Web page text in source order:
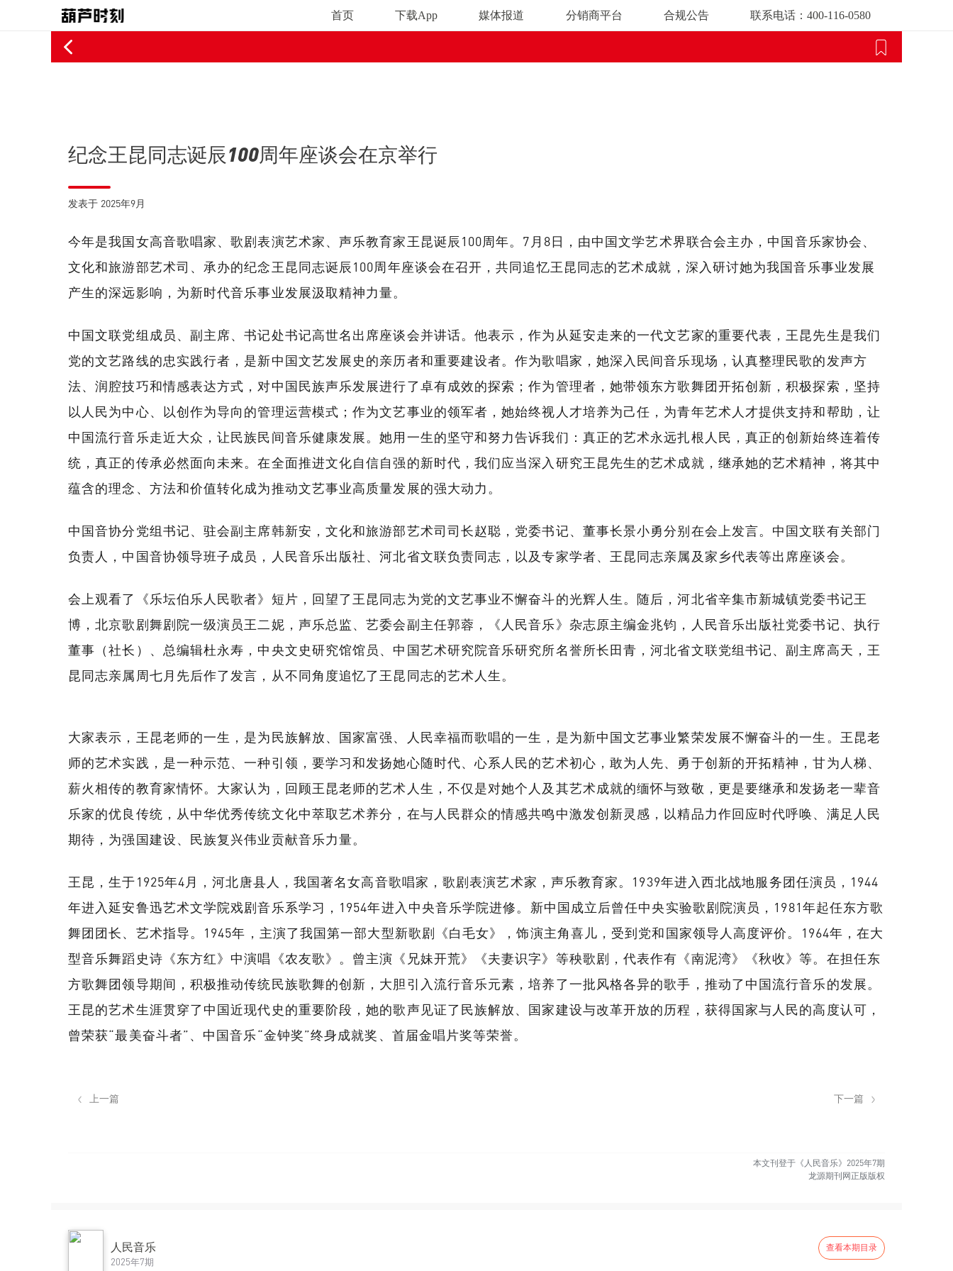
首页 下载App 媒体报道 分销商平台 合规公告 联系电话：400-116-0580
户权益是我们的生命线，对于部分广告发布者为牟取高收益侵犯用户权益行为，我司将通过法律途径追责到底！
纪念王昆同志诞辰100周年座谈会在京举行
发表于 2025年9月
今年是我国女高音歌唱家、歌剧表演艺术家、声乐教育家王昆诞辰100周年。7月8日，由中国文学艺术界联合会主办，中国音乐家协会、
文化和旅游部艺术司、承办的纪念王昆同志诞辰100周年座谈会在召开，共同追忆王昆同志的艺术成就，深入研讨她为我国音乐事业发展
产生的深远影响，为新时代音乐事业发展汲取精神力量。
中国文联党组成员、副主席、书记处书记高世名出席座谈会并讲话。他表示，作为从延安走来的一代文艺家的重要代表，王昆先生是我们
党的文艺路线的忠实践行者，是新中国文艺发展史的亲历者和重要建设者。作为歌唱家，她深入民间音乐现场，认真整理民歌的发声方
法、润腔技巧和情感表达方式，对中国民族声乐发展进行了卓有成效的探索；作为管理者，她带领东方歌舞团开拓创新，积极探索，坚持
以人民为中心、以创作为导向的管理运营模式；作为文艺事业的领军者，她始终视人才培养为己任，为青年艺术人才提供支持和帮助，让
中国流行音乐走近大众，让民族民间音乐健康发展。她用一生的坚守和努力告诉我们：真正的艺术永远扎根人民，真正的创新始终连着传
统，真正的传承必然面向未来。在全面推进文化自信自强的新时代，我们应当深入研究王昆先生的艺术成就，继承她的艺术精神，将其中
蕴含的理念、方法和价值转化成为推动文艺事业高质量发展的强大动力。
中国音协分党组书记、驻会副主席韩新安，文化和旅游部艺术司司长赵聪，党委书记、董事长景小勇分别在会上发言。中国文联有关部门
负责人，中国音协领导班子成员，人民音乐出版社、河北省文联负责同志，以及专家学者、王昆同志亲属及家乡代表等出席座谈会。
会上观看了《乐坛伯乐人民歌者》短片，回望了王昆同志为党的文艺事业不懈奋斗的光辉人生。随后，河北省辛集市新城镇党委书记王
博，北京歌剧舞剧院一级演员王二妮，声乐总监、艺委会副主任郭蓉，《人民音乐》杂志原主编金兆钧，人民音乐出版社党委书记、执行
董事（社长）、总编辑杜永寿，中央文史研究馆馆员、中国艺术研究院音乐研究所名誉所长田青，河北省文联党组书记、副主席高天，王
昆同志亲属周七月先后作了发言，从不同角度追忆了王昆同志的艺术人生。
大家表示，王昆老师的一生，是为民族解放、国家富强、人民幸福而歌唱的一生，是为新中国文艺事业繁荣发展不懈奋斗的一生。王昆老
师的艺术实践，是一种示范、一种引领，要学习和发扬她心随时代、心系人民的艺术初心，敢为人先、勇于创新的开拓精神，甘为人梯、
薪火相传的教育家情怀。大家认为，回顾王昆老师的艺术人生，不仅是对她个人及其艺术成就的缅怀与致敬，更是要继承和发扬老一辈音
乐家的优良传统，从中华优秀传统文化中萃取艺术养分，在与人民群众的情感共鸣中激发创新灵感，以精品力作回应时代呼唤、满足人民
期待，为强国建设、民族复兴伟业贡献音乐力量。
王昆，生于1925年4月，河北唐县人，我国著名女高音歌唱家，歌剧表演艺术家，声乐教育家。1939年进入西北战地服务团任演员，1944
年进入延安鲁迅艺术文学院戏剧音乐系学习，1954年进入中央音乐学院进修。新中国成立后曾任中央实验歌剧院演员，1981年起任东方歌
舞团团长、艺术指导。1945年，主演了我国第一部大型新歌剧《白毛女》，饰演主角喜儿，受到党和国家领导人高度评价。1964年，在大
型音乐舞蹈史诗《东方红》中演唱《农友歌》。曾主演《兄妹开荒》《夫妻识字》等秧歌剧，代表作有《南泥湾》《秋收》等。在担任东
方歌舞团领导期间，积极推动传统民族歌舞的创新，大胆引入流行音乐元素，培养了一批风格各异的歌手，推动了中国流行音乐的发展。
王昆的艺术生涯贯穿了中国近现代史的重要阶段，她的歌声见证了民族解放、国家建设与改革开放的历程，获得国家与人民的高度认可，
曾荣获“最美奋斗者”、中国音乐“金钟奖”终身成就奖、首届金唱片奖等荣誉。
上一篇 下一篇
本文刊登于《人民音乐》2025年7期
龙源期刊网正版版权
人民音乐
2025年7期
查看本期目录